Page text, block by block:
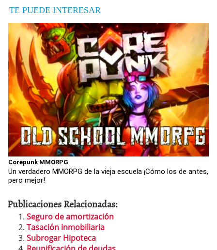
TE PUEDE INTERESAR
Corepunk MMORPG
Un verdadero MMORPG de la vieja escuela ¡Cómo los de antes,
pero mejor!
Publicaciones Relacionadas:
Seguro de amortización
Tasación inmobiliaria
Subrogar Hipoteca